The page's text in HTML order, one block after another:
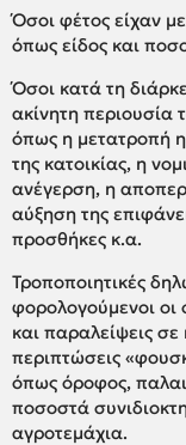
Όσοι φέτος είχαν
όπως είδος και
Όσοι κατά τη
ακίνητη περιουσία
όπως η μετατροπή
της κατοικίας, η
ανέγερση, η
αύξηση της
προσθήκες κ.α.
Τροποποιητικές
φορολογούμενοι οι
και παραλείψεις
περιπτώσεις
όπως όροφος,
ποσοστά
αγροτεμάχια.